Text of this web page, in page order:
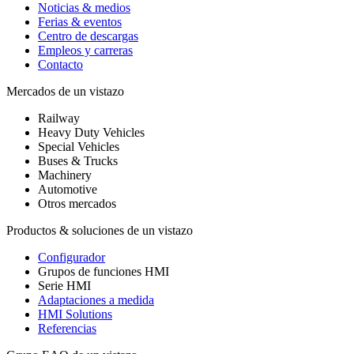
Noticias & medios
Ferias & eventos
Centro de descargas
Empleos y carreras
Contacto
Mercados de un vistazo
Railway
Heavy Duty Vehicles
Special Vehicles
Buses & Trucks
Machinery
Automotive
Otros mercados
Productos & soluciones de un vistazo
Configurador
Grupos de funciones HMI
Serie HMI
Adaptaciones a medida
HMI Solutions
Referencias